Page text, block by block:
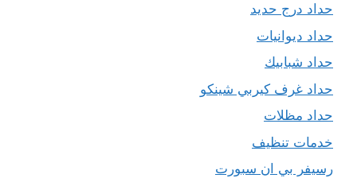
حداد درج حديد
حداد ديوانيات
حداد شبابيك
حداد غرف كيربي شينكو
حداد مظلات
خدمات تنظيف
رسيفر بي ان سبورت